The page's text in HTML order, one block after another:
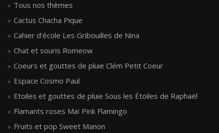
Tous nos thèmes
Cactus Chacha Pique
Cahier d’école Les Gribouilles de Nina
Chat et souris Romeow
Coeurs et gouttes de pluie Clém Petit Coeur
Espace Cosmo Paul
Etoiles et gouttes de pluie Sous les Étoiles de Raphaël
Flamants roses Maï Pink Flamingo
Fruits et pop Sweet Manon